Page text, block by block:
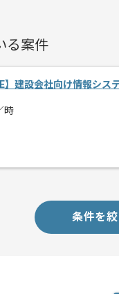
ご経験と実績に応
リモート作業を導
る案件
】建設会社向け情報シス
時
条件を